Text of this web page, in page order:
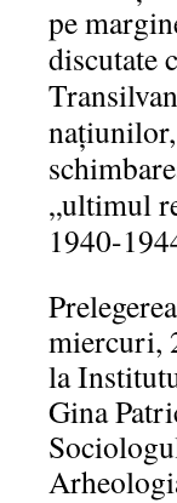
pe
discutate
„ultimul
1940-
miercuri,
la
Gina